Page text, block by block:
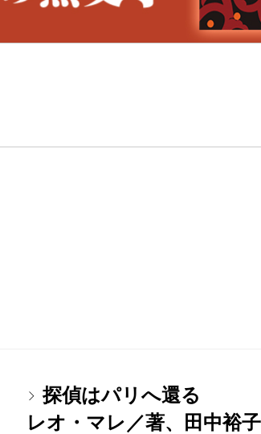
探偵はパリへ還る
レオ・マレ／著、田中裕